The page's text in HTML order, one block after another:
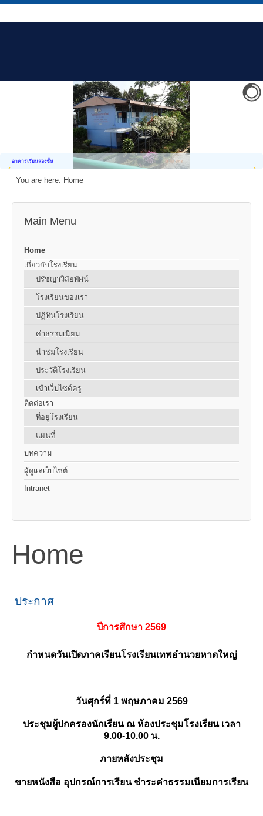
อาคารเรียนสองชั้น
You are here: Home
Main Menu
Home
เกี่ยวกับโรงเรียน
ปรัชญาวิสัยทัศน์
โรงเรียนของเรา
ปฏิทินโรงเรียน
ค่าธรรมเนียม
นำชมโรงเรียน
ประวัติโรงเรียน
เข้าเว็บไซต์ครู
ติดต่อเรา
ที่อยู่โรงเรียน
แผนที่
บทความ
ผู้ดูแลเว็บไซต์
Intranet
Home
ประกาศ
ปีการศึกษา 2569
กำหนดวันเปิดภาคเรียนโรงเรียนเทพอำนวยหาดใหญ่
วันศุกร์ที่ 1 พฤษภาคม 2569
ประชุมผู้ปกครองนักเรียน ณ ห้องประชุมโรงเรียน เวลา
9.00-10.00 น.
ภายหลังประชุม
ขายหนังสือ อุปกรณ์การเรียน ชำระค่าธรรมเนียมการเรียน